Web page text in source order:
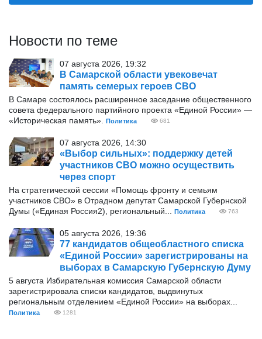
Новости по теме
07 августа 2026, 19:32
В Самарской области увековечат
память семерых героев СВО
В Самаре состоялось расширенное заседание общественного
совета федерального партийного проекта «Единой России» —
«Историческая память».
Политика 681
07 августа 2026, 14:30
«Выбор сильных»: поддержку детей
участников СВО можно осуществить
через спорт
На стратегической сессии «Помощь фронту и семьям
участников СВО» в Отрадном депутат Самарской Губернской
Думы («Единая Россия2), региональный...
Политика 763
05 августа 2026, 19:36
77 кандидатов общеобластного списка
«Единой России» зарегистрированы на
выборах в Самарскую Губернскую Думу
5 августа Избирательная комиссия Самарской области
зарегистрировала списки кандидатов, выдвинутых
региональным отделением «Единой России» на выборах...
Политика 1281